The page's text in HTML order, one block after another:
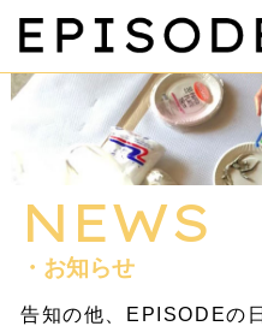
NEWS
・お知らせ
告知の他、EPISODEの